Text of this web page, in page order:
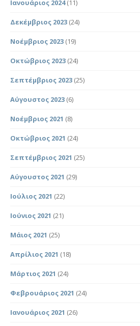
Ιανουάριος 2024(11)
Δεκέμβριος 2023 (24)
Νοέμβριος 2023 (19)
Οκτώβριος 2023 (24)
Σεπτέμβριος 2023 (25)
Αύγουστος 2023 (6)
Νοέμβριος 2021 (8)
Οκτώβριος 2021 (24)
Σεπτέμβριος 2021 (25)
Αύγουστος 2021 (29)
Ιούλιος 2021 (22)
Ιούνιος 2021 (21)
Μάιος 2021 (25)
Απρίλιος 2021 (18)
Μάρτιος 2021 (24)
Φεβρουάριος 2021 (24)
Ιανουάριος 2021 (26)